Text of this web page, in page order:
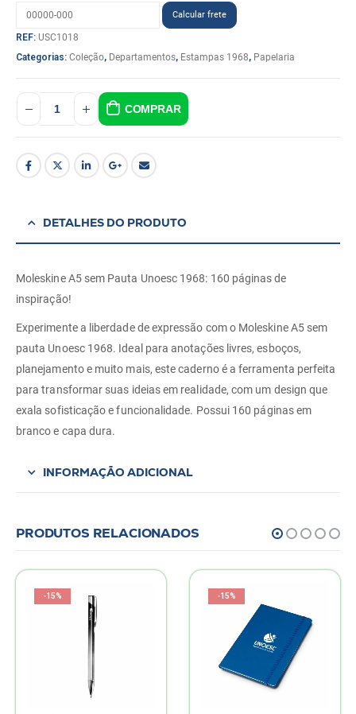
REF: USC1018
Categorias: Coleção, Departamentos, Estampas 1968, Papelaria
COMPRAR
DETALHES DO PRODUTO
Moleskine A5 sem Pauta Unoesc 1968: 160 páginas de
inspiração!
Experimente a liberdade de expressão com o Moleskine A5 sem
pauta Unoesc 1968. Ideal para anotações livres, esboços,
planejamento e muito mais, este caderno é a ferramenta perfeita
para transformar suas ideias em realidade, com um design que
exala sofisticação e funcionalidade. Possui 160 páginas em
branco e capa dura.
INFORMAÇÃO ADICIONAL
PRODUTOS RELACIONADOS
-15% -15%